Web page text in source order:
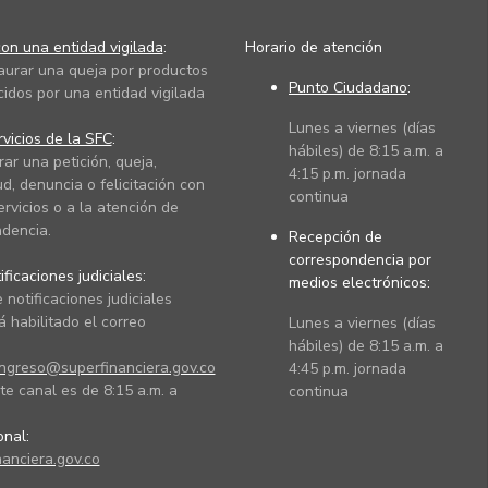
una entidad vigilada:
una queja por productos
por una entidad vigilada
de la SFC:
una petición, queja,
denuncia o felicitación con
o a la atención de
judiciales:
notificaciones judiciales
habilitado el correo
canal es de 8:15 a.m. a
Horario de atención
Punto Ciudadano:
Lunes a viernes (días
hábiles) de 8:15 a.m. a
4:15 p.m. jornada
continua
Recepción de
correspondencia por
medios electrónicos:
Lunes a viernes (días
hábiles) de 8:15 a.m. a
4:45 p.m. jornada
continua